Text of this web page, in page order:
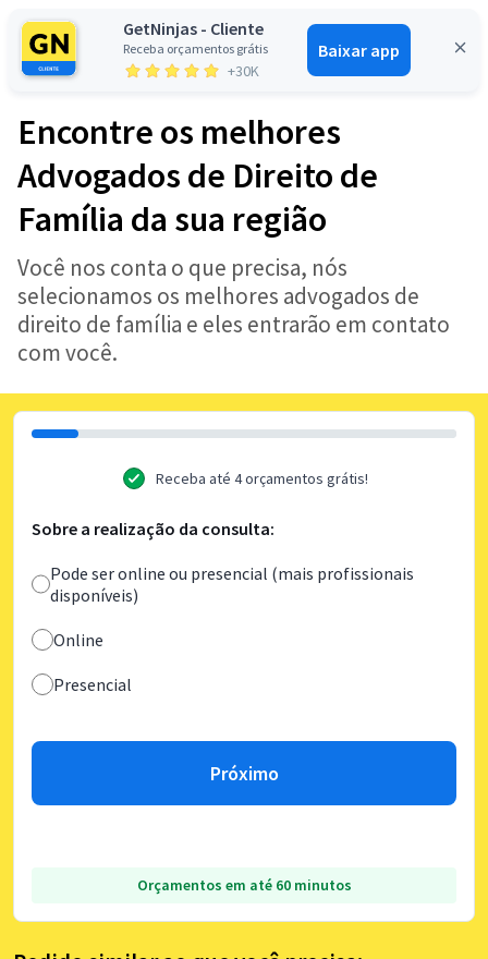
GetNinjas - Cliente
Receba orçamentos grátis
+30K
Baixar app
Entrar
Encontre os melhores
Advogados de Direito de
Família da sua região
Você nos conta o que precisa, nós
selecionamos os melhores advogados de
direito de família e eles entrarão em contato
com você.
Receba até 4 orçamentos grátis!
Sobre a realização da consulta:
Pode ser online ou presencial (mais profissionais
disponíveis)
Online
Presencial
Próximo
Orçamentos em até 60 minutos